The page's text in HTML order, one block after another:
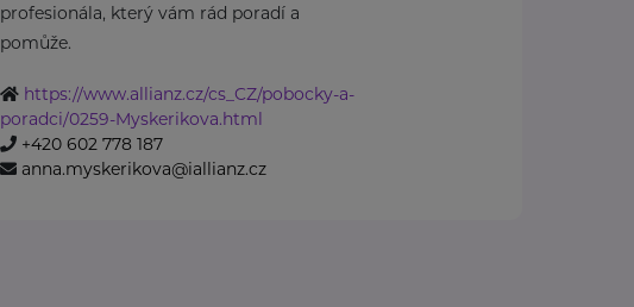
profesionála, který vám rád poradí a
pomůže.
https://www.allianz.cz/cs_CZ/pobocky-a-
poradci/0259-Myskerikova.html
+420 602 778 187
anna.myskerikova@iallianz.cz